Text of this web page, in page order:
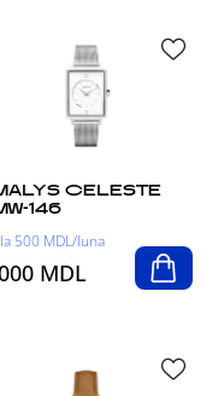
CELESTE
146
500 MDL/luna
MDL